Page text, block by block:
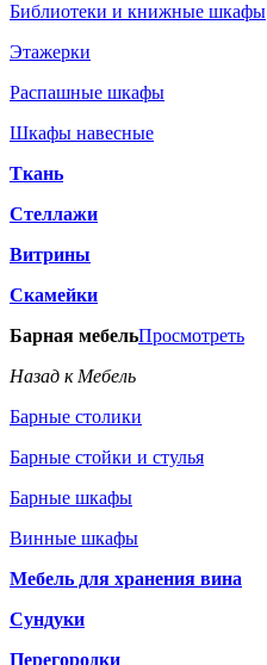
Библиотеки и книжные шкафы
Этажерки
Распашные шкафы
Шкафы навесные
Ткань
Стеллажи
Витрины
Скамейки
Барная мебельПросмотреть
Назад к Мебель
Барные столики
Барные стойки и стулья
Барные шкафы
Винные шкафы
Мебель для хранения вина
Сундуки
Перегородки